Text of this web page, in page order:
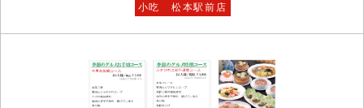
小吃 松本駅前店